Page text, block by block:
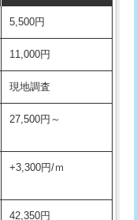
38,500円
22,000円
16,500円
現場見積
22,000円+材料費
16,500円
5,500円
11,000円
現地調査
27,500円～
+3,300円/ｍ
42,350円